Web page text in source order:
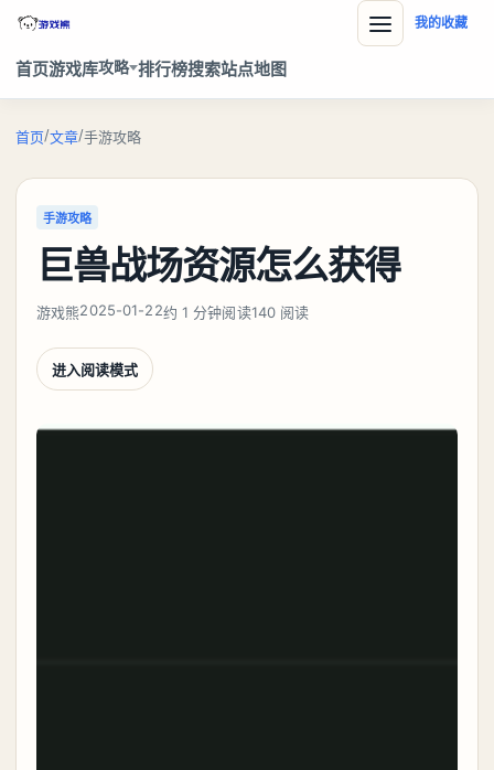
首页游戏库攻略 排行榜搜索站点地图
我的收藏
首页/文章/手游攻略
手游攻略
巨兽战场资源怎么获得
游戏熊2025-01-22约 1 分钟阅读140 阅读
进入阅读模式